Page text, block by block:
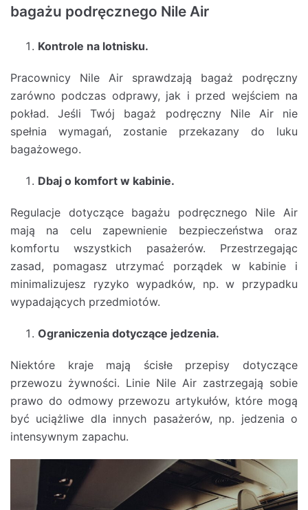
bagażu podręcznego Nile Air
Kontrole na lotnisku.
Pracownicy Nile Air sprawdzają bagaż podręczny
zarówno podczas odprawy, jak i przed wejściem na
pokład. Jeśli Twój bagaż podręczny Nile Air nie
spełnia wymagań, zostanie przekazany do luku
bagażowego.
Dbaj o komfort w kabinie.
Regulacje dotyczące bagażu podręcznego Nile Air
mają na celu zapewnienie bezpieczeństwa oraz
komfortu wszystkich pasażerów. Przestrzegając
zasad, pomagasz utrzymać porządek w kabinie i
minimalizujesz ryzyko wypadków, np. w przypadku
wypadających przedmiotów.
Ograniczenia dotyczące jedzenia.
Niektóre kraje mają ścisłe przepisy dotyczące
przewozu żywności. Linie Nile Air zastrzegają sobie
prawo do odmowy przewozu artykułów, które mogą
być uciążliwe dla innych pasażerów, np. jedzenia o
intensywnym zapachu.